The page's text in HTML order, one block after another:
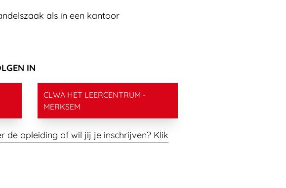
als in een kantoor
IN
CLWA HET LEERCENTRUM -
MERKSEM
de opleiding of wil jij je inschrijven? Klik